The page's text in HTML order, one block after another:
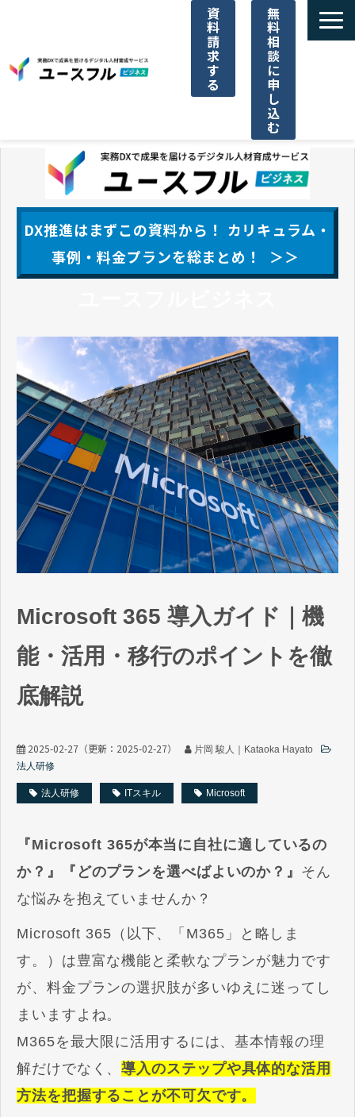
資
料
請
求
す
る
無
料
相
談
に
申
し
込
む
サービス一覧
選ばれる理由
ご利用料金
パートナー代理店
DX推進はまずこの資料から！ カリキュラム・
事例・料金プランを総まとめ！ ＞＞
Microsoft 365 導入ガイド｜機
能・活用・移行のポイントを徹
底解説
2025-02-27 （更新： 2025-02-27）
片岡 駿人｜Kataoka Hayato
法人研修
法人研修 ITスキル Microsoft
『Microsoft 365が本当に自社に適しているの
か？』『どのプランを選べばよいのか？』 そん
な悩みを抱えていませんか？
Microsoft 365（以下、「M365」と略しま
す。）は豊富な機能と柔軟なプランが魅力です
が、料金プランの選択肢が多いゆえに迷ってし
まいますよね。
M365を最大限に活用するには、基本情報の理
解だけでなく、導入のステップや具体的な活用
方法を把握することが不可欠です。